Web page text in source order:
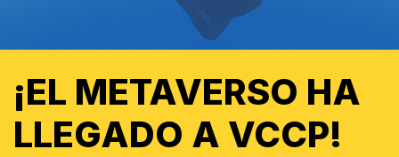
¡EL METAVERSO HA
LLEGADO A VCCP!